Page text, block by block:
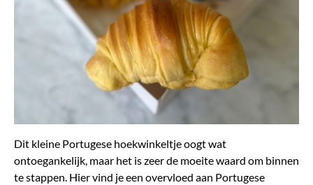
Dit kleine Portugese hoekwinkeltje oogt wat
ontoegankelijk, maar het is zeer de moeite waard om binnen
te stappen. Hier vind je een overvloed aan Portugese